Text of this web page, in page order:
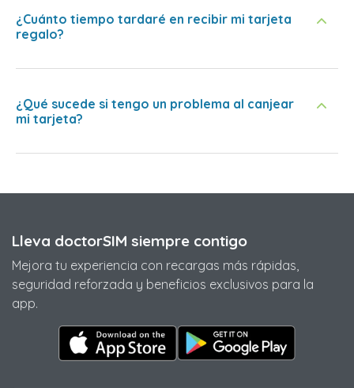
¿Cuánto tiempo tardaré en recibir mi tarjeta
regalo?
¿Qué sucede si tengo un problema al canjear
mi tarjeta?
Lleva doctorSIM siempre contigo
Mejora tu experiencia con recargas más rápidas,
seguridad reforzada y beneficios exclusivos para la
app.